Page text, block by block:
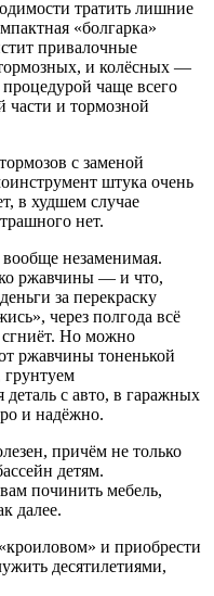
тратить лишние
«болгарка»
привалочные
и колёсных —
процедурой чаще всего
части и тормозной
с заменой
штука очень
в худшем случае
нет.
незаменимая.
ржавчины — и что,
за перекраску
через полгода всё
сгниёт. Но можно
ржавчины тоненькой
грунтуем
с авто, в гаражных
и надёжно.
причём не только
детям.
починить мебель,
далее.
и приобрести
десятилетиями,